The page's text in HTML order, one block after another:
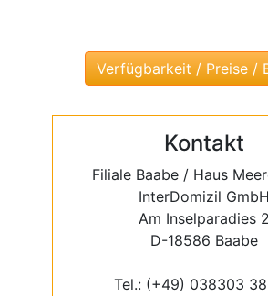
Kontakt
Filiale Baabe / Haus
InterDomizil GmbH
Am Inselparadies 2
D-18586 Baabe
Tel.: (+49) 038303